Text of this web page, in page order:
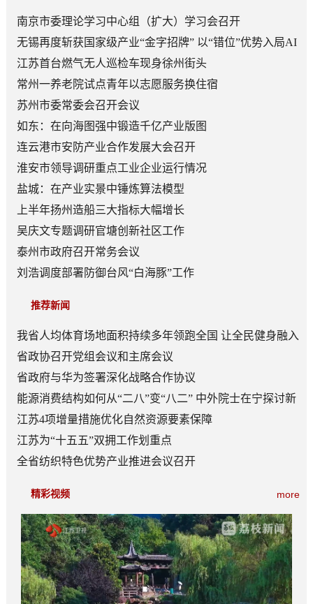
南京市委理论学习中心组（扩大）学习会召开
无锡再度斩获国家级产业“金字招牌” 以“错位”优势入局AI
顶层赛道
江苏首台燃气无人巡检车现身徐州街头
常州一养老院试点青年以志愿服务换住宿
苏州市委常委会召开会议
如东：在向海图强中锻造千亿产业版图
连云港市安防产业合作发展大会召开
淮安市领导调研重点工业企业运行情况
盐城：在产业实景中锤炼算法模型
上半年扬州造船三大指标大幅增长
吴庆文专题调研官塘创新社区工作
泰州市政府召开常务会议
刘浩调度部署防御台风“白海豚”工作
推荐新闻
我省人均体育场地面积持续多年领跑全国 让全民健身融入
日常成为风尚
省政协召开党组会议和主席会议
省政府与华为签署深化战略合作协议
能源消费结构如何从“二八”变“八二” 中外院士在宁探讨新
型能源体系建设
江苏4项增量措施优化自然资源要素保障
江苏为“十五五”双拥工作划重点
全省纺织特色优势产业推进会议召开
more
精彩视频